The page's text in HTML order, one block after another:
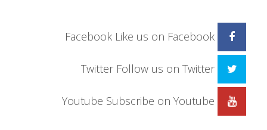
Facebook Like us on Facebook
Twitter Follow us on Twitter
Youtube Subscribe on Youtube